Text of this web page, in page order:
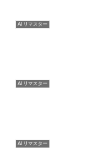
AI リマスター
AI リマスター
AI リマスター